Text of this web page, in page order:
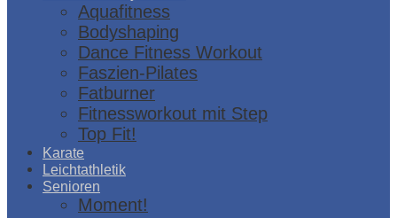
Aquafitness
Bodyshaping
Dance Fitness Workout
Faszien-Pilates
Fatburner
Fitnessworkout mit Step
Top Fit!
Karate
Leichtathletik
Senioren
Moment!